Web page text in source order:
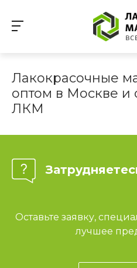
Лакокрасочные
оптом в Москве и
ЛКМ
Оставьте заявку,
лучшее